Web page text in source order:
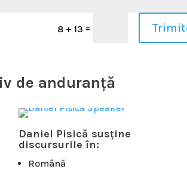
8 + 13 =
de anduranță
Daniel Pisică susține
discursurile în:
Română